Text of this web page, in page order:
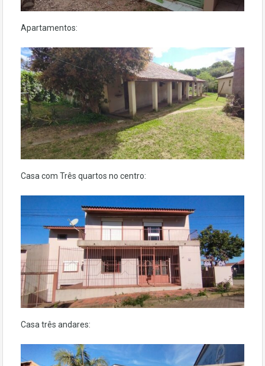
Apartamentos:
Casa com Três quartos no centro:
Casa três andares: